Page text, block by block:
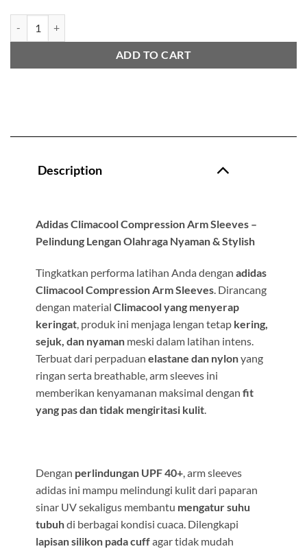
ADD TO CART
Description
Adidas Climacool Compression Arm Sleeves –
Pelindung Lengan Olahraga Nyaman & Stylish
Tingkatkan performa latihan Anda dengan adidas
Climacool Compression Arm Sleeves. Dirancang
dengan material Climacool yang menyerap
keringat, produk ini menjaga lengan tetap kering,
sejuk, dan nyamanmeski dalam latihan intens.
Terbuat dari perpaduan elastane dan nylonyang
ringan serta breathable, arm sleeves ini
memberikan kenyamanan maksimal dengan fit
yang pas dan tidak mengiritasi kulit.
Dengan perlindungan UPF 40+, arm sleeves
adidas ini mampu melindungi kulit dari paparan
sinar UV sekaligus membantu mengatur suhu
tubuhdi berbagai kondisi cuaca. Dilengkapi
lapisan silikon pada cuffagar tidak mudah